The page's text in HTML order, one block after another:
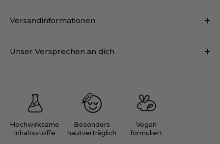
Versandinformationen
Unser Versprechen an dich
Hochwirksame
Inhaltsstoffe
Besonders
hautverträglich
Vegan
formuliert